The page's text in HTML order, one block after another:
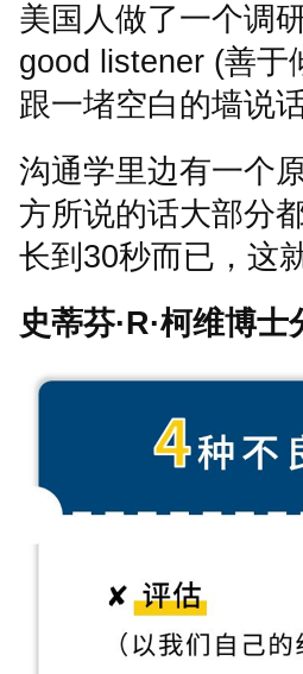
美国人做了一个调
good listener (善于
跟一堵空白的墙说
沟通学里边有一个
方所说的话大部分
长到 30秒而已，这
史蒂芬·R·柯维博士